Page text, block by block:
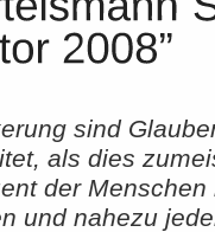
sind
als dies
der
und nahezu